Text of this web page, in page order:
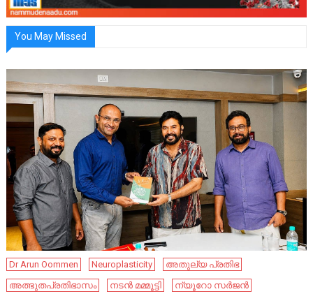
You May Missed
Dr Arun Oommen Neuroplasticity
അതുല്യ പ്രതിഭ
അത്ഭുതപ്രതിഭാസം
നടൻ മമ്മൂട്ടി
ന്യൂറോ സർജൻ